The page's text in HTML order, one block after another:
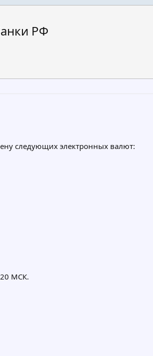
РФ
следующих электронных валют:
МСК.